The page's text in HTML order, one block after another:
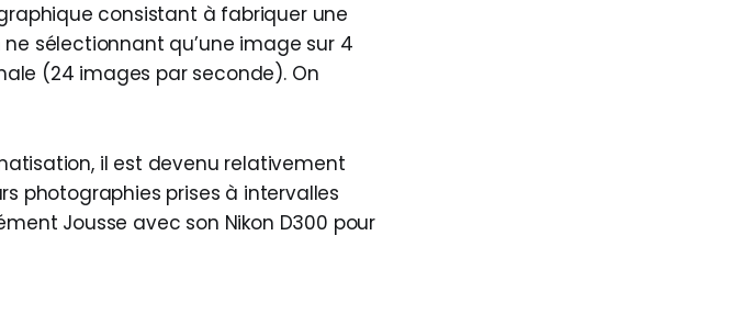
consistant à fabriquer une
sélectionnant qu’une image sur 4
(24 images par seconde). On
il est devenu relativement
photographies prises à intervalles
Jousse avec son Nikon D300 pour